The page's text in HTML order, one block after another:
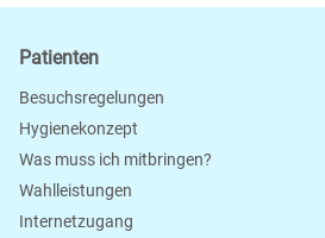
Patienten
Besuchsregelungen
Hygienekonzept
Was muss ich mitbringen?
Wahlleistungen
Internetzugang